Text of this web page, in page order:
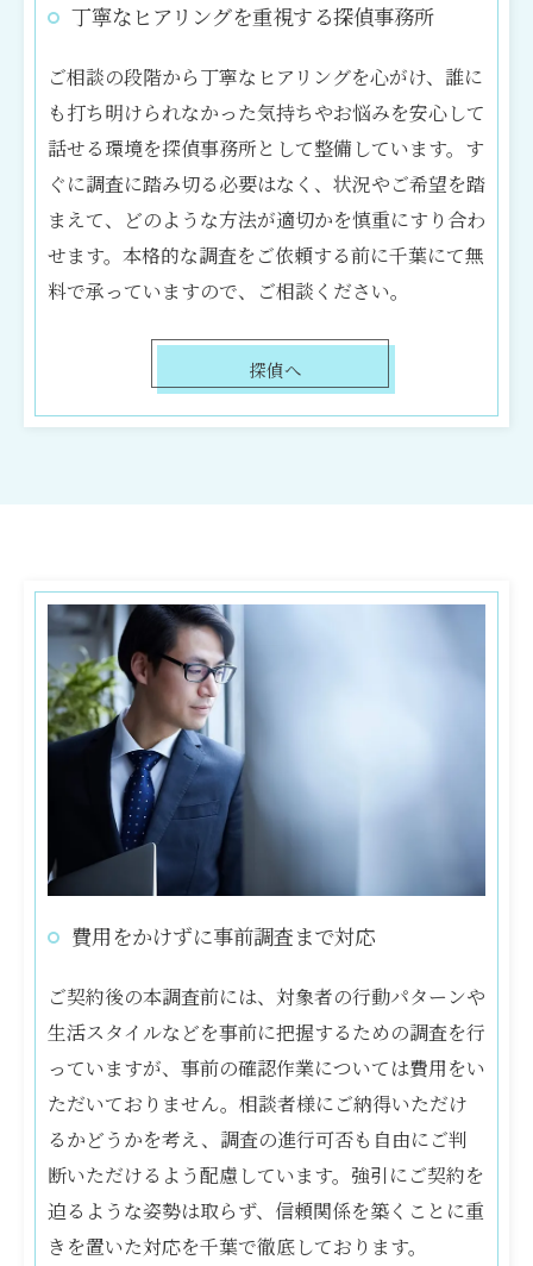
丁寧なヒアリングを重視する探偵事務所
ご相談の段階から丁寧なヒアリングを心がけ、誰に
も打ち明けられなかった気持ちやお悩みを安心して
話せる環境を探偵事務所として整備しています。す
ぐに調査に踏み切る必要はなく、状況やご希望を踏
まえて、どのような方法が適切かを慎重にすり合わ
せます。本格的な調査をご依頼する前に千葉にて無
料で承っていますので、ご相談ください。
探偵へ
費用をかけずに事前調査まで対応
ご契約後の本調査前には、対象者の行動パターンや
生活スタイルなどを事前に把握するための調査を行
っていますが、事前の確認作業については費用をい
ただいておりません。相談者様にご納得いただけ
るかどうかを考え、調査の進行可否も自由にご判
断いただけるよう配慮しています。強引にご契約を
迫るような姿勢は取らず、信頼関係を築くことに重
きを置いた対応を千葉で徹底しております。